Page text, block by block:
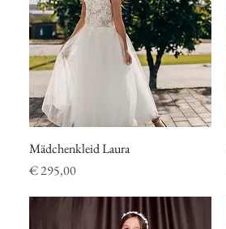
Schnellansicht
Mädchenkleid Laura
Preis
€ 295,00